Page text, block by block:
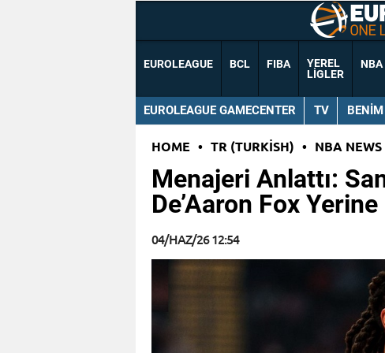
EUROLEAGUE BCL FIBA
YEREL
LIGLER
NBA
EUROLEAGUE GAMECENTER TV
HOME • TR (TURKISH) • NBA NEWS
Menajeri Anlattı:
De’Aaron Fox
04/HAZ/26 12:54